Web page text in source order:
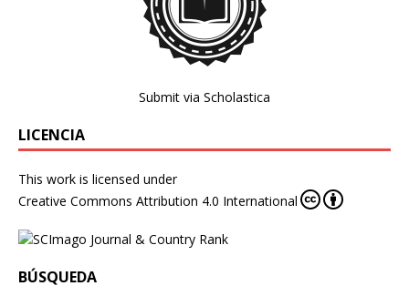
Submit via Scholastica
LICENCIA
This work is licensed under
Creative Commons Attribution 4.0 International
BÚSQUEDA